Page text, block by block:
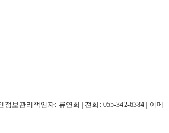
보관리책임자: 류연희 | 전화: 055-342-6384 | 이메